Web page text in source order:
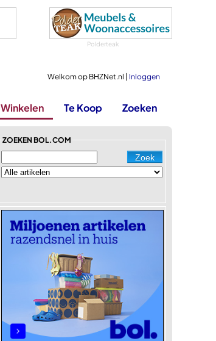
Polderteak
Welkom op BHZNet.nl | Inloggen
Winkelen Te Koop Zoeken
ZOEKEN BOL.COM